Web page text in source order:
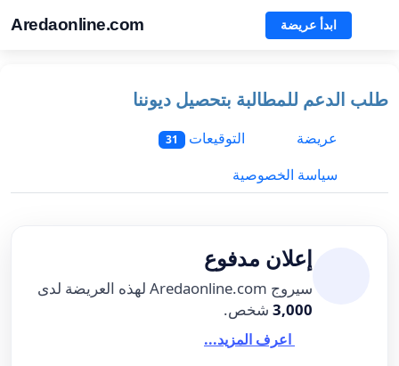
Aredaonline.com ابدأ عريضة
طلب الدعم للمطالبة بتحصيل ديوننا
عريضة
التوقيعات 31
سياسة الخصوصية
إعلان مدفوع
سيروج Aredaonline.com لهذه العريضة لدى
3,000 شخص.
اعرف المزيد...